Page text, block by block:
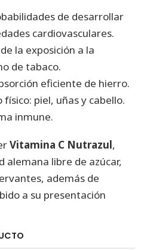
de desarrollar
cardiovasculares.
la exposición a la
de tabaco.
eficiente de hierro.
piel, uñas y cabello.
inmune.
Vitamina C Nutrazul,
alemana libre de azúcar,
además de
a su presentación